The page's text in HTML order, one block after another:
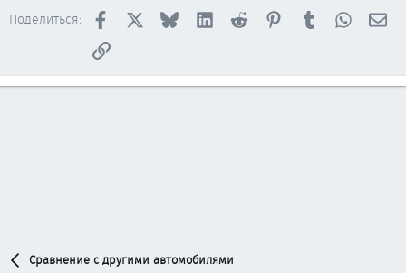
Поделиться: Facebook BlueskyLinkedInReddit PinterestTumblr
Ссылка
Сравнение с другими автомобилями